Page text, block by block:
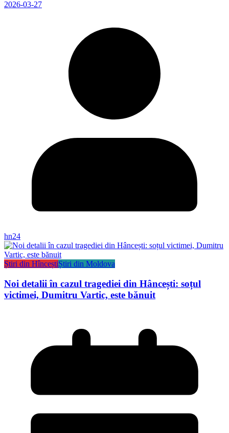
2026-03-27
hn24
Știri din HînceștiȘtiri din Moldova
Noi detalii în cazul tragediei din Hâncești: soțul
victimei, Dumitru Vartic, este bănuit